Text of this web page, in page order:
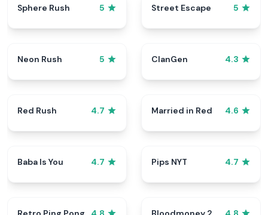
Sphere Rush 5 Street Escape 5
Neon Rush 5 ClanGen 4.3
Red Rush 4.7 Married in Red 4.6
Baba Is You 4.7 Pips NYT 4.7